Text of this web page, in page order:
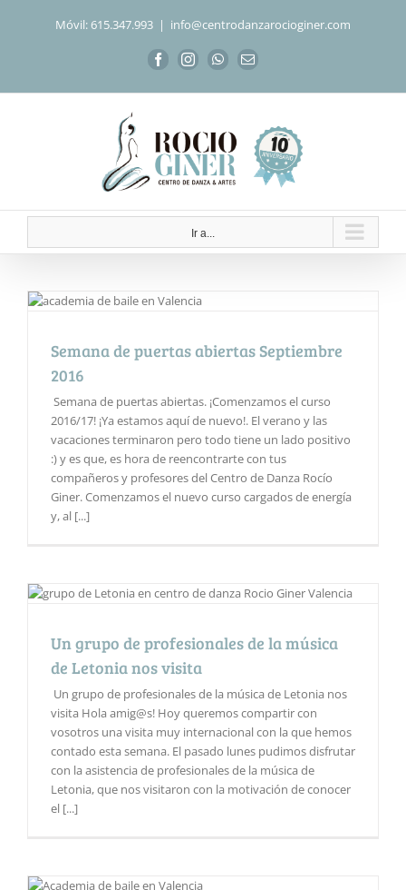
Móvil: 615.347.993 | info@centrodanzarocioginer.com
FacebookInstagramWhatsApp
Correo
Ir a...
Semana de puertas abiertas Septiembre
2016
Semana de puertas abiertas. ¡Comenzamos el curso
2016/17! ¡Ya estamos aquí de nuevo!. El verano y las
vacaciones terminaron pero todo tiene un lado positivo
:) y es que, es hora de reencontrarte con tus
compañeros y profesores del Centro de Danza Rocío
Giner. Comenzamos el nuevo curso cargados de energía
y, al [...]
Un grupo de profesionales de la música
de Letonia nos visita
Un grupo de profesionales de la música de Letonia nos
visita Hola amig@s! Hoy queremos compartir con
vosotros una visita muy internacional con la que hemos
contado esta semana. El pasado lunes pudimos disfrutar
con la asistencia de profesionales de la música de
Letonia, que nos visitaron con la motivación de conocer
el [...]